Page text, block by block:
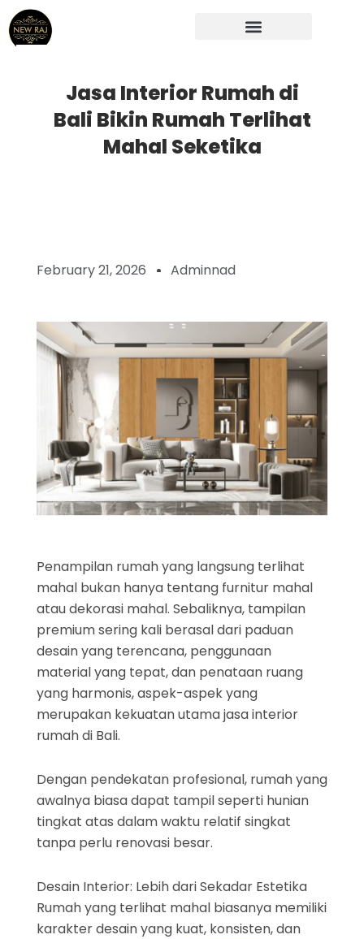
Skip
to
content
Jasa Interior Rumah di
Bali Bikin Rumah Terlihat
Mahal Seketika
February 21, 2026 Adminnad
Penampilan rumah yang langsung terlihat
mahal bukan hanya tentang furnitur mahal
atau dekorasi mahal. Sebaliknya, tampilan
premium sering kali berasal dari paduan
desain yang terencana, penggunaan
material yang tepat, dan penataan ruang
yang harmonis, aspek-aspek yang
merupakan kekuatan utama jasa interior
rumah di Bali.
Dengan pendekatan profesional, rumah yang
awalnya biasa dapat tampil seperti hunian
tingkat atas dalam waktu relatif singkat
tanpa perlu renovasi besar.
Desain Interior: Lebih dari Sekadar Estetika
Rumah yang terlihat mahal biasanya memiliki
karakter desain yang kuat, konsisten, dan